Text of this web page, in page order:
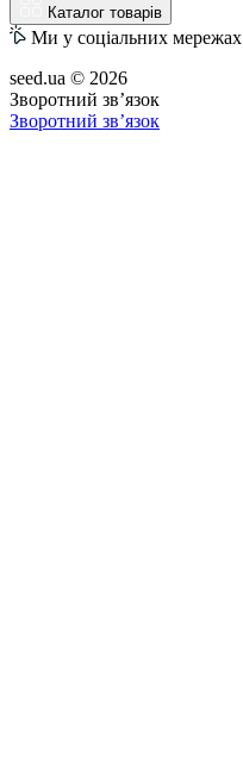
Каталог товарів
Ми у соціальних мережах
seed.ua © 2026
Зворотний зв’язок
Зворотний зв’язок